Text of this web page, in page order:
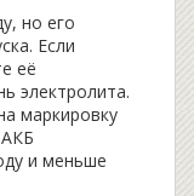
но его
Если
её
электролита.
маркировку
и меньше